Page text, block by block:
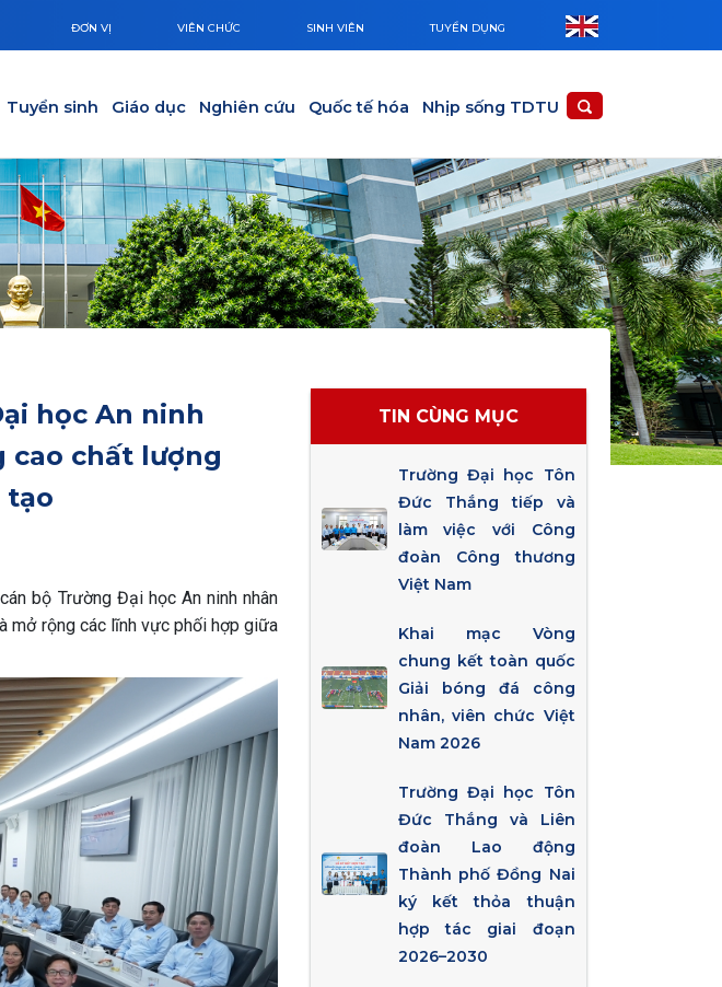
ĐƠN VỊ VIÊN CHỨC SINH VIÊN TUYỂN DỤNG
Tuyển sinh Giáo dục Nghiên cứu Quốc tế hóa Nhịp sống TDTU
học An ninh
cao chất lượng
tạo
bộ Trường Đại học An ninh nhân
mở rộng các lĩnh vực phối hợp giữa
TIN CÙNG MỤC
Trường Đại học Tôn
Đức Thắng tiếp và
làm việc với Công
đoàn Công thương
Việt Nam
Khai mạc Vòng
chung kết toàn quốc
Giải bóng đá công
nhân, viên chức Việt
Nam 2026
Trường Đại học Tôn
Đức Thắng và Liên
đoàn Lao động
Thành phố Đồng Nai
ký kết thỏa thuận
hợp tác giai đoạn
2026–2030